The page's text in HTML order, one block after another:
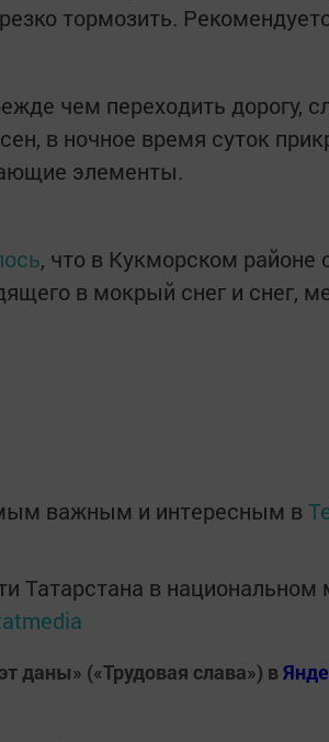
тормозить.
чем переходить дорогу,
в ночное время суток
элементы.
, что в Кукморском
в мокрый снег и снег,
важным и интересным в
Татарстана в
даны» («Трудовая слава») в